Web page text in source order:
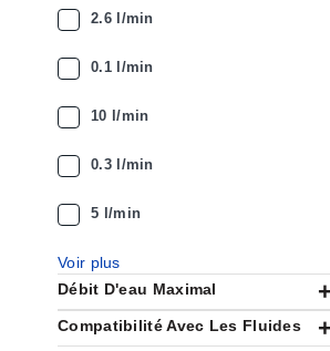
2.6 l/min
0.1 l/min
10 l/min
0.3 l/min
5 l/min
Voir plus
Débit D'eau Maximal
Compatibilité Avec Les Fluides